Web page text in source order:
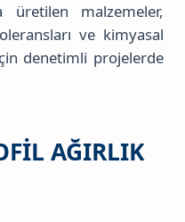
üretilen malzemeler,
ve kimyasal
denetimli projelerde
AĞIRLIK